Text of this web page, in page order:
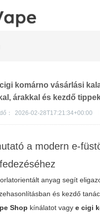
komárno vásárlási
árakkal és kezdő
Idő： 2026-02-28T17:21:34+00:00
a modern e-
anyag segít
és kezdő
Shop kínálatot vagy e cigi